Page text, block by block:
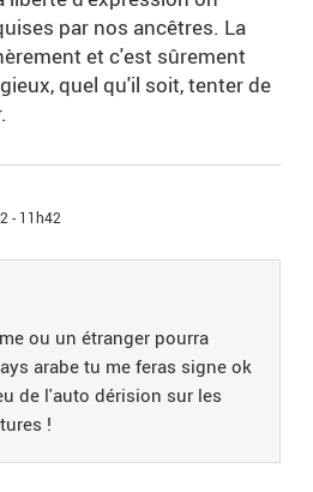
par nos ancêtres. La
et c'est sûrement
quel qu'il soit, tenter de
- 11h42
ou un étranger pourra
arabe tu me feras signe ok
de l'auto dérision sur les
!